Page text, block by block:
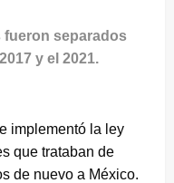
fueron separados
y el 2021.
implementó la ley
que trataban de
de nuevo a México.